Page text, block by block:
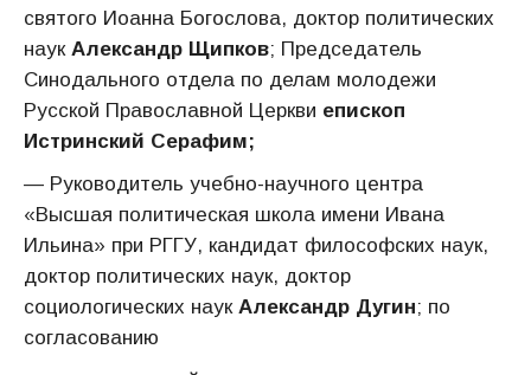
святого Иоанна Богослова, доктор политических
наук Александр Щипков; Председатель
Синодального отдела по делам молодежи
Русской Православной Церкви епископ
Истринский Серафим;
— Руководитель учебно-научного центра
«Высшая политическая школа имени Ивана
Ильина» при РГГУ, кандидат философских наук,
доктор политических наук, доктор
социологических наук Александр Дугин; по
согласованию